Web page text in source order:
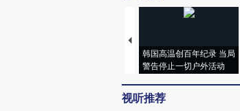
韩国高温创百年纪录 当局
警告停止一切户外活动
视听推荐